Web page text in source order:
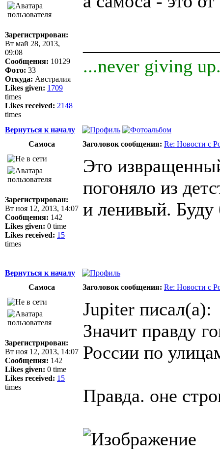
Зарегистрирован:
Вт май 28, 2013,
09:08
Сообщения: 10129
Фото: 33
Откуда: Австралия
Likes given: 1709
times
Likes received: 2148
times
...never giving
Вернуться к началу
Самоса
Заголовок сообщения: Re: Новости с
Зарегистрирован:
Вт ноя 12, 2013, 14:07
Сообщения: 142
Likes given: 0 time
Likes received: 15
times
Это
погоняло из
и ленивый. Буду
Вернуться к началу
Самоса
Заголовок сообщения: Re: Новости с
Зарегистрирован:
Вт ноя 12, 2013, 14:07
Сообщения: 142
Likes given: 0 time
Likes received: 15
times
Jupiter писал(а):
Значит правду
России по
Правда. оне